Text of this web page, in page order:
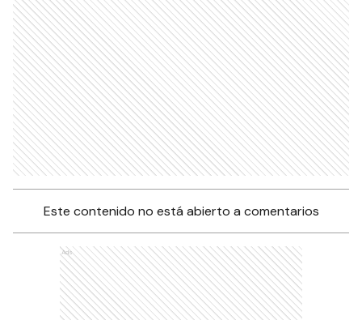
Este contenido no está abierto a comentarios
Ads